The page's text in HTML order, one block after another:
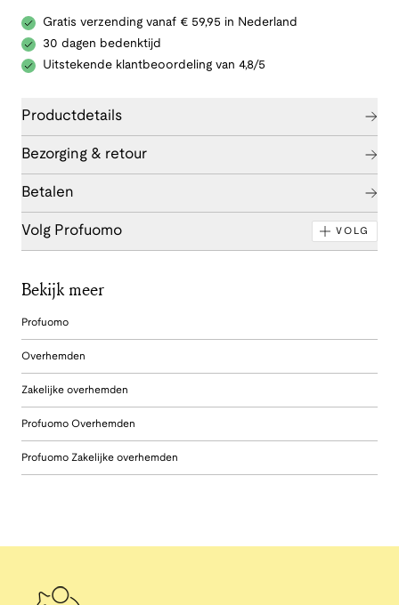
Gratis verzending vanaf € 59,95 in Nederland
30 dagen bedenktijd
Uitstekende klantbeoordeling van 4,8/5
Productdetails
Bezorging & retour
Betalen
Volg Profuomo VOLG
Bekijk meer
Profuomo
Overhemden
Zakelijke overhemden
Profuomo Overhemden
Profuomo Zakelijke overhemden